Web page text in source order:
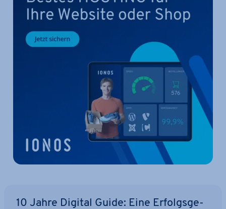
10 Jahre Digital Guide: Eine Er­folgs­ge­